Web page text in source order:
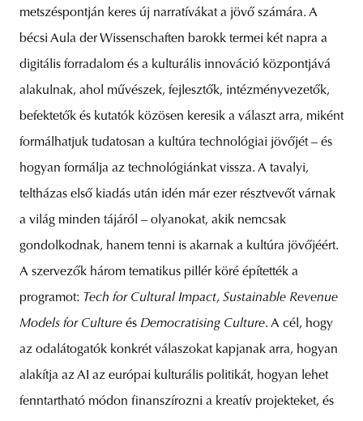
metszéspontján keres új narratívákat a jövő számára. A
bécsi Aula der Wissenschaften barokk termei két napra a
digitális forradalom és a kulturális innováció központjává
alakulnak, ahol művészek, fejlesztők, intézményvezetők,
befektetők és kutatók közösen keresik a választ arra, miként
formálhatjuk tudatosan a kultúra technológiai jövőjét – és
hogyan formálja az technológiánkat vissza. A tavalyi,
teltházas első kiadás után idén már ezer résztvevőt várnak
a világ minden tájáról – olyanokat, akik nemcsak
gondolkodnak, hanem tenni is akarnak a kultúra jövőjéért.
A szervezők három tematikus pillér köré építették a
programot: Tech for Cultural Impact, Sustainable Revenue
Models for Culture és Democratising Culture. A cél, hogy
az odalátogatók konkrét válaszokat kapjanak arra, hogyan
alakítja az AI az európai kulturális politikát, hogyan lehet
fenntartható módon finanszírozni a kreatív projekteket, és